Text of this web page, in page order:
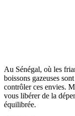
Au Sénégal, où les
boissons gazeuses
contrôler ces envies.
vous libérer de la
équilibrée.